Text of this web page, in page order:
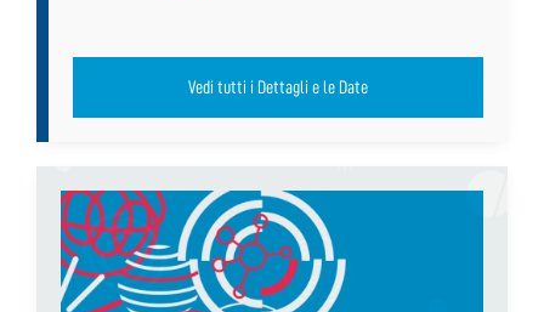
Vedi tutti i Dettagli e le Date